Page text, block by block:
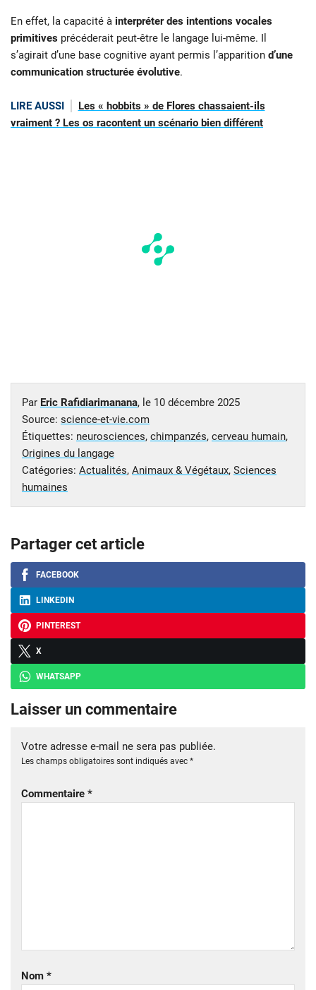
En effet, la capacité à interpréter des intentions vocales
primitives précéderait peut-être le langage lui-même. Il
s’agirait d’une base cognitive ayant permis l’apparition d’une
communication structurée évolutive.
LIRE AUSSI
Les « hobbits » de Flores chassaient-ils
vraiment ? Les os racontent un scénario bien différent
Par Eric Rafidiarimanana, le 10 décembre 2025
Source: science-et-vie.com
Étiquettes: neurosciences, chimpanzés, cerveau humain,
Origines du langage
Catégories: Actualités, Animaux & Végétaux, Sciences
humaines
Partager cet article
FACEBOOK
LINKEDIN
PINTEREST
X
WHATSAPP
Laisser un commentaire
Votre adresse e-mail ne sera pas publiée.
Les champs obligatoires sont indiqués avec *
Commentaire *
Nom *